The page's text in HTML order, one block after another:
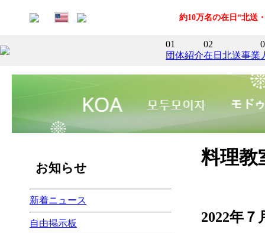
約10万名の在日“北送
01
団体紹介
02
在日北送事業
お知らせ
新着ニュース
自由掲示板
料理教
2022年